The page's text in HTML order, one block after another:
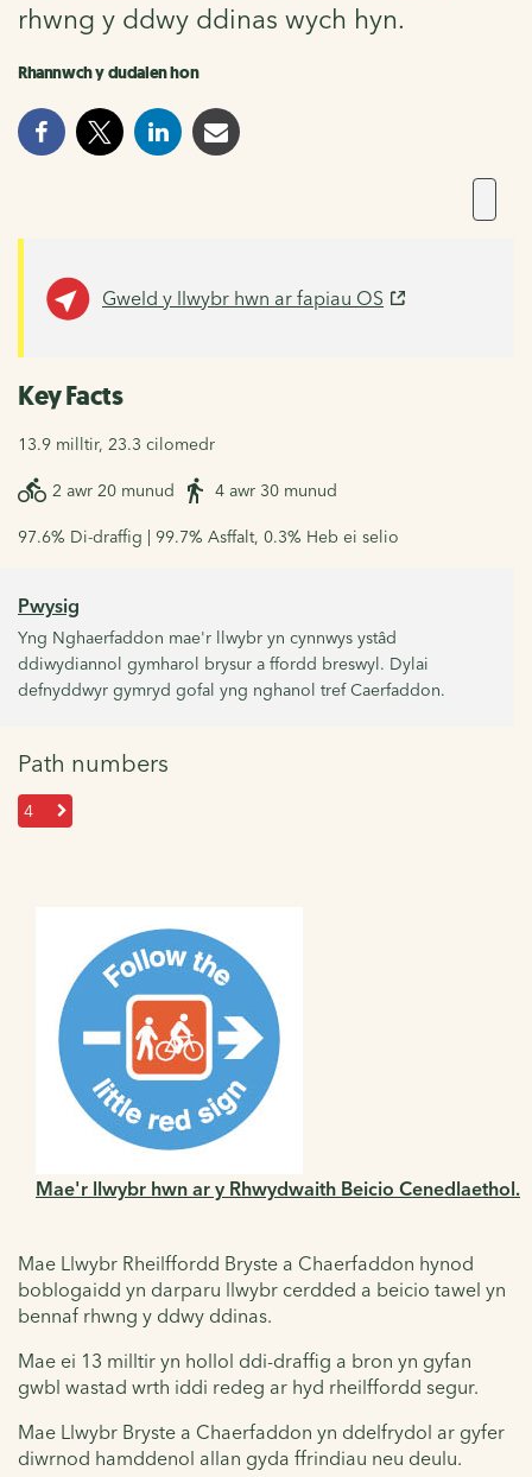
rhwng y ddwy ddinas wych hyn.
Rhannwch y dudalen hon
Gweld y llwybr hwn ar fapiau OS
Key Facts
13.9 milltir, 23.3 cilomedr
2 awr 20 munud 4 awr 30 munud
97.6% Di-draffig | 99.7% Asffalt, 0.3% Heb ei selio
Pwysig
Yng Nghaerfaddon mae'r llwybr yn cynnwys ystâd
ddiwydiannol gymharol brysur a ffordd breswyl. Dylai
defnyddwyr gymryd gofal yng nghanol tref Caerfaddon.
Path numbers
4
Mae'r llwybr hwn ar y Rhwydwaith Beicio Cenedlaethol.
Mae Llwybr Rheilffordd Bryste a Chaerfaddon hynod
boblogaidd yn darparu llwybr cerdded a beicio tawel yn
bennaf rhwng y ddwy ddinas.
Mae ei 13 milltir yn hollol ddi-draffig a bron yn gyfan
gwbl wastad wrth iddi redeg ar hyd rheilffordd segur.
Mae Llwybr Bryste a Chaerfaddon yn ddelfrydol ar gyfer
diwrnod hamddenol allan gyda ffrindiau neu deulu.